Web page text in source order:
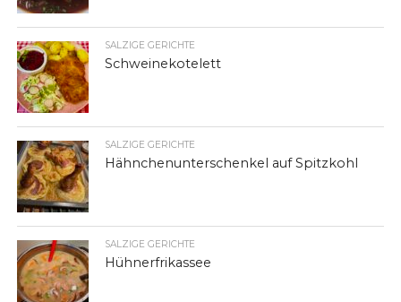
SALZIGE GERICHTE
Schweinekotelett
SALZIGE GERICHTE
Hähnchenunterschenkel auf Spitzkohl
SALZIGE GERICHTE
Hühnerfrikassee